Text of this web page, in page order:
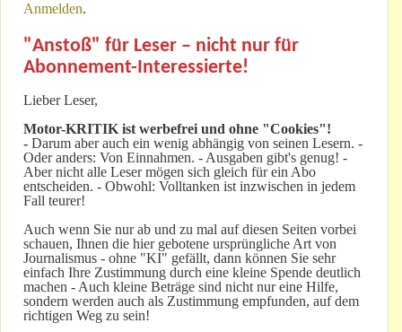
Anmelden.
"Anstoß" für Leser – nicht nur für
Abonnement-Interessierte!
Lieber Leser,
Motor-KRITIK ist werbefrei und ohne "Cookies"!
- Darum aber auch ein wenig abhängig von seinen Lesern. -
Oder anders: Von Einnahmen. - Ausgaben gibt's genug! -
Aber nicht alle Leser mögen sich gleich für ein Abo
entscheiden. - Obwohl: Volltanken ist inzwischen in jedem
Fall teurer!
Auch wenn Sie nur ab und zu mal auf diesen Seiten vorbei
schauen, Ihnen die hier gebotene ursprüngliche Art von
Journalismus - ohne "KI" gefällt, dann können Sie sehr
einfach Ihre Zustimmung durch eine kleine Spende deutlich
machen - Auch kleine Beträge sind nicht nur eine Hilfe,
sondern werden auch als Zustimmung empfunden, auf dem
richtigen Weg zu sein!